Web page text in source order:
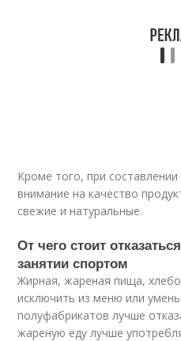
Кроме того, при
внимание на качество
свежие и натуральные.
От чего стоит
занятии спортом
Жирная, жареная пища,
исключить из меню или
полуфабрикатов лучше
жареную еду лучше